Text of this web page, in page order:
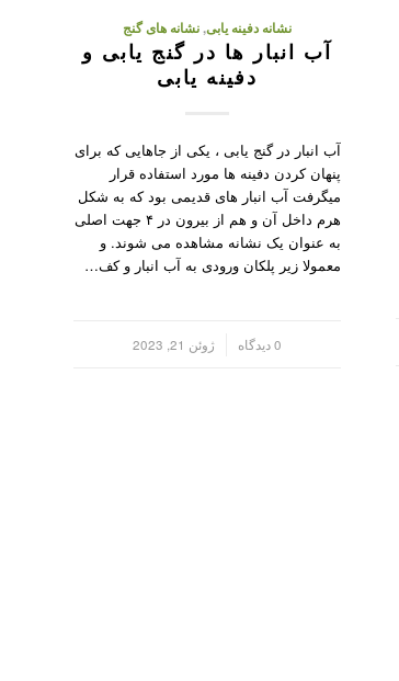
نشانه دفینه یابی,نشانه های گنج
آب انبار ها در گنج یابی و
دفینه یابی
آب انبار در گنج یابی ، یکی از جاهایی که برای
پنهان کردن دفینه ها مورد استفاده قرار
میگرفت آب انبار های قدیمی بود که به شکل
هرم داخل آن و هم از بیرون در ۴ جهت اصلی
به عنوان یک نشانه مشاهده می شوند. و
معمولا زیر پلکان ورودی به آب انبار و کف…
0 دیدگاه ژوئن 21, 2023